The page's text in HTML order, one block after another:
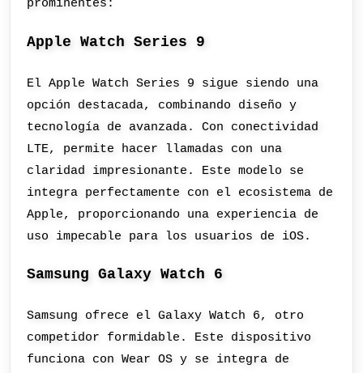
prominentes:
Apple Watch Series 9
El Apple Watch Series 9 sigue siendo una
opción destacada, combinando diseño y
tecnología de avanzada. Con conectividad
LTE, permite hacer llamadas con una
claridad impresionante. Este modelo se
integra perfectamente con el ecosistema de
Apple, proporcionando una experiencia de
uso impecable para los usuarios de iOS.
Samsung Galaxy Watch 6
Samsung ofrece el Galaxy Watch 6, otro
competidor formidable. Este dispositivo
funciona con Wear OS y se integra de